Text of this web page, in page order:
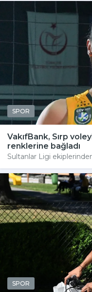
SPOR
VakıfBank, Sırp
renklerine bağladı
Sultanlar Ligi ekiplerinden
SPOR